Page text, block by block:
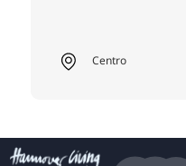
Centro